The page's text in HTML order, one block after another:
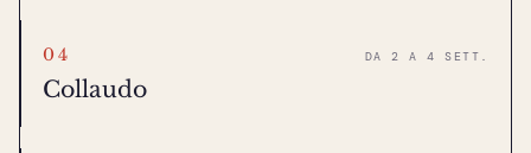
04 DA 2 A 4 SETT.
Collaudo